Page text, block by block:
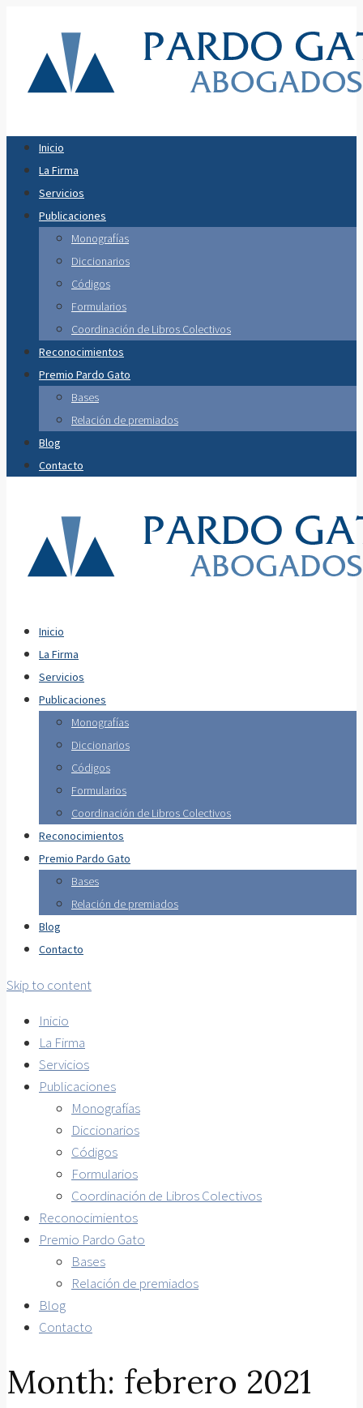
Inicio
La Firma
Servicios
Publicaciones
Monografías
Diccionarios
Códigos
Formularios
Coordinación de Libros Colectivos
Reconocimientos
Premio Pardo Gato
Bases
Relación de premiados
Blog
Contacto
Inicio
La Firma
Servicios
Publicaciones
Monografías
Diccionarios
Códigos
Formularios
Coordinación de Libros Colectivos
Reconocimientos
Premio Pardo Gato
Bases
Relación de premiados
Blog
Contacto
Skip to content
Inicio
La Firma
Servicios
Publicaciones
Monografías
Diccionarios
Códigos
Formularios
Coordinación de Libros Colectivos
Reconocimientos
Premio Pardo Gato
Bases
Relación de premiados
Blog
Contacto
Month: febrero 2021